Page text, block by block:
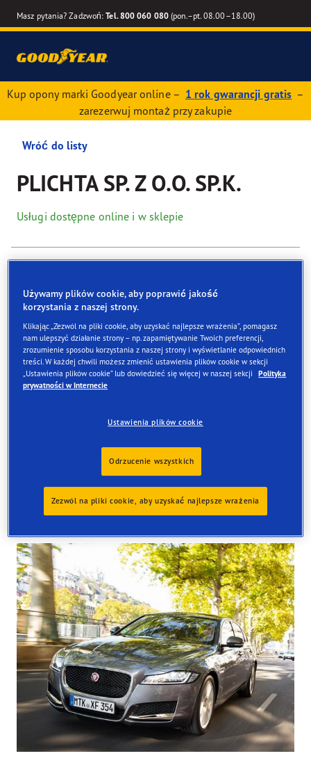
Masz pytania? Zadzwoń:Tel. 800 060 080(pon.–pt. 08.00–18.00)
Kup opony marki Goodyear online – 1 rok gwarancji gratis –
zarezerwuj montaż przy zakupie
Wróć do listy
PLICHTA SP. Z O.O. SP.K.
Usługi dostępne online i w sklepie
Znajdź opony
Tyres available at the store
Używamy plików cookie, aby poprawić jakość
korzystania z naszej strony.
Klikając „Zezwól na pliki cookie, aby uzyskać najlepsze wrażenia”, pomagasz
nam ulepszyć działanie strony – np. zapamiętywanie Twoich preferencji,
zrozumienie sposobu korzystania z naszej strony i wyświetlanie odpowiednich
treści. W każdej chwili możesz zmienić ustawienia plików cookie w sekcji
„Ustawienia plików cookie” lub dowiedzieć się więcej w naszej sekcji
Polityka
prywatności w Internecie
Ustawienia plików cookie
Odrzucenie wszystkich
Zezwól na pliki cookie, aby uzyskać najlepsze wrażenia